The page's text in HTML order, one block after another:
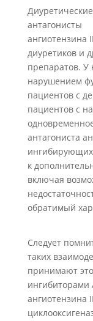
антагонисты
ангиотензина
диуретиков и
препаратов. У
нарушением
пациентов с
пациентов с
антагониста
ингибирующих
к
включая
обратимый
Следует
таких
принимают
ингибиторами
ангиотензина